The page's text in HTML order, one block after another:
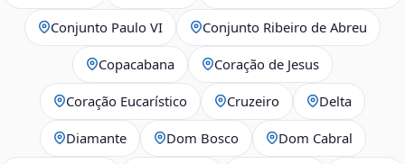
Conjunto Paulo VI Conjunto Ribeiro de Abreu
Copacabana Coração de Jesus
Coração Eucarístico Cruzeiro Delta
Diamante Dom Bosco Dom Cabral